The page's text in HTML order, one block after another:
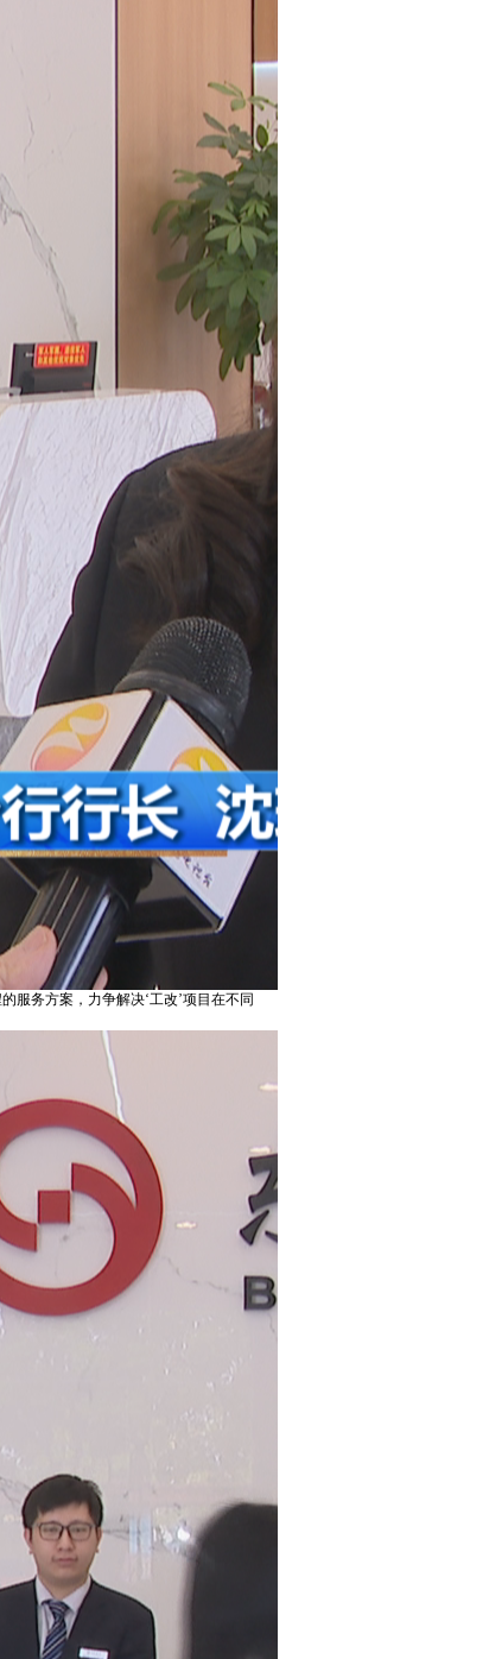
服务方案，力争解决‘工改’项目在不同